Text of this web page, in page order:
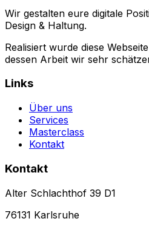
Wir gestalten eure digitale
Design & Haltung.
Realisiert wurde diese
dessen Arbeit wir sehr
Links
Über uns
Services
Masterclass
Kontakt
Kontakt
Alter Schlachthof 39 D1
76131 Karlsruhe